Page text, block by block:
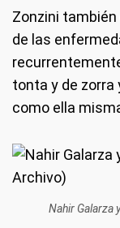
Zonzini
de las
tonta y de zorra
como ella
Nahir Galarza